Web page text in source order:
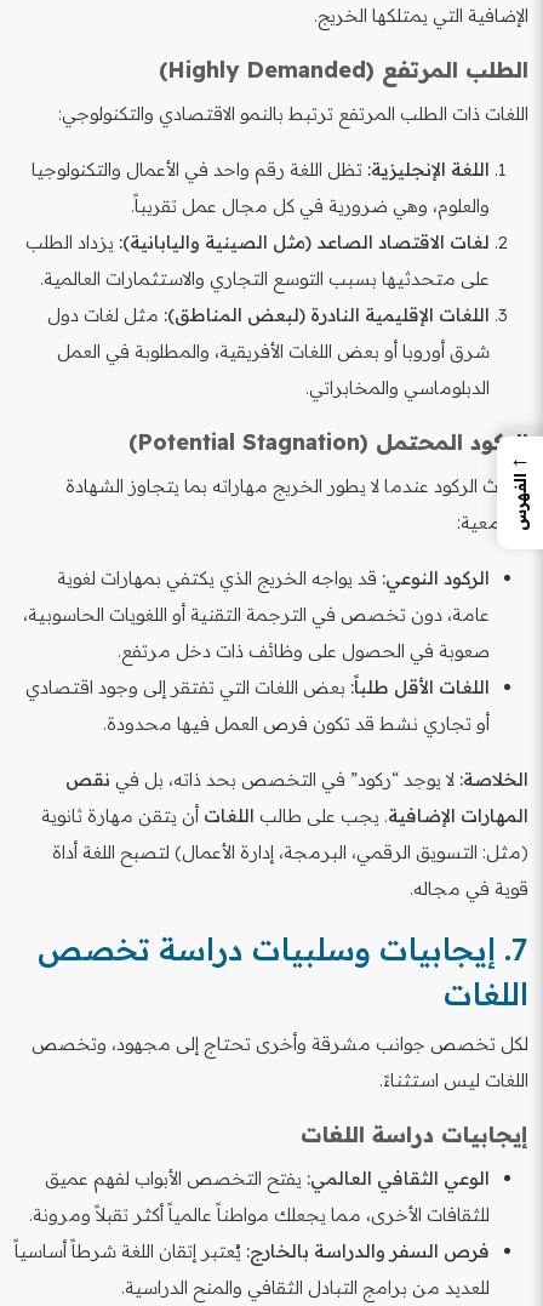
الإضافية التي يمتلكها الخريج.
الطلب المرتفع (Highly Demanded)
اللغات ذات الطلب المرتفع ترتبط بالنمو الاقتصادي والتكنولوجي:
اللغة الإنجليزية: تظل اللغة رقم واحد في الأعمال والتكنولوجيا
والعلوم، وهي ضرورية في كل مجال عمل تقريباً.
لغات الاقتصاد الصاعد (مثل الصينية واليابانية): يزداد الطلب
على متحدثيها بسبب التوسع التجاري والاستثمارات العالمية.
اللغات الإقليمية النادرة (لبعض المناطق): مثل لغات دول
شرق أوروبا أو بعض اللغات الأفريقية، والمطلوبة في العمل
الدبلوماسي والمخابراتي.
الركود المحتمل (Potential Stagnation)
يحدث الركود عندما لا يطور الخريج مهاراته بما يتجاوز الشهادة
الجامعية:
الركود النوعي: قد يواجه الخريج الذي يكتفي بمهارات لغوية
عامة، دون تخصص في الترجمة التقنية أو اللغويات الحاسوبية،
صعوبة في الحصول على وظائف ذات دخل مرتفع.
اللغات الأقل طلباً: بعض اللغات التي تفتقر إلى وجود اقتصادي
أو تجاري نشط قد تكون فرص العمل فيها محدودة.
الخلاصة: لا يوجد “ركود” في التخصص بحد ذاته، بل في نقص
المهارات الإضافية. يجب على طالب اللغات أن يتقن مهارة ثانوية
(مثل: التسويق الرقمي، البرمجة، إدارة الأعمال) لتصبح اللغة أداة
قوية في مجاله.
7. إيجابيات وسلبيات دراسة تخصص
اللغات
لكل تخصص جوانب مشرقة وأخرى تحتاج إلى مجهود، وتخصص
اللغات ليس استثناءً.
إيجابيات دراسة اللغات
الوعي الثقافي العالمي: يفتح التخصص الأبواب لفهم عميق
للثقافات الأخرى، مما يجعلك مواطناً عالمياً أكثر تقبلاً ومرونة.
فرص السفر والدراسة بالخارج: يُعتبر إتقان اللغة شرطاً أساسياً
للعديد من برامج التبادل الثقافي والمنح الدراسية.
←
الفهرس